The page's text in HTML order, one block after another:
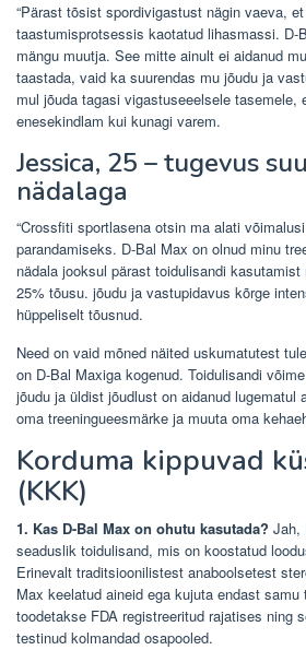
“Pärast tõsist spordivigastust nägin vaeva,
taastumisprotsessis kaotatud lihasmassi. D-
mängu muutja. See mitte ainult ei aidanud
taastada, vaid ka suurendas mu jõudu ja
mul jõuda tagasi vigastuseeelsele tasemele,
enesekindlam kui kunagi varem.
Jessica, 25 – tugevus
nädalaga
“Crossfiti sportlasena otsin ma alati
parandamiseks. D-Bal Max on olnud minu
nädala jooksul pärast toidulisandi
25% tõusu. jõudu ja vastupidavus kõrge
hüppeliselt tõusnud.
Need on vaid mõned näited uskumatutest
on D-Bal Maxiga kogenud. Toidulisandi
jõudu ja üldist jõudlust on aidanud lugematul
oma treeningueesmärke ja muuta oma
Korduma kippuvad
(KKK)
1. Kas D-Bal Max on ohutu kasutada? Jah,
seaduslik toidulisand, mis on koostatud
Erinevalt traditsioonilistest anaboolsetest
Max keelatud aineid ega kujuta endast
toodetakse FDA registreeritud rajatises ning
testinud kolmandad osapooled.